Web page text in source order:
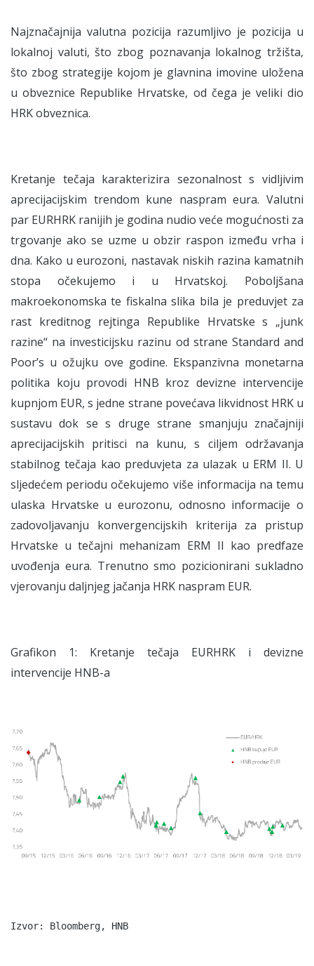
Najznačajnija valutna pozicija razumljivo je pozicija u
lokalnoj valuti, što zbog poznavanja lokalnog tržišta,
što zbog strategije kojom je glavnina imovine uložena
u obveznice Republike Hrvatske, od čega je veliki dio
HRK obveznica.
Kretanje tečaja karakterizira sezonalnost s vidljivim
aprecijacijskim trendom kune naspram eura. Valutni
par EURHRK ranijih je godina nudio veće mogućnosti za
trgovanje ako se uzme u obzir raspon između vrha i
dna. Kako u eurozoni, nastavak niskih razina kamatnih
stopa očekujemo i u Hrvatskoj. Poboljšana
makroekonomska te fiskalna slika bila je preduvjet za
rast kreditnog rejtinga Republike Hrvatske s „junk
razine“ na investicijsku razinu od strane Standard and
Poor’s u ožujku ove godine. Ekspanzivna monetarna
politika koju provodi HNB kroz devizne intervencije
kupnjom EUR, s jedne strane povećava likvidnost HRK u
sustavu dok se s druge strane smanjuju značajniji
aprecijacijskih pritisci na kunu, s ciljem održavanja
stabilnog tečaja kao preduvjeta za ulazak u ERM II. U
sljedećem periodu očekujemo više informacija na temu
ulaska Hrvatske u eurozonu, odnosno informacije o
zadovoljavanju konvergencijskih kriterija za pristup
Hrvatske u tečajni mehanizam ERM II kao predfaze
uvođenja eura. Trenutno smo pozicionirani sukladno
vjerovanju daljnjeg jačanja HRK naspram EUR.
Grafikon 1: Kretanje tečaja EURHRK i devizne
intervencije HNB-a
Izvor: Bloomberg, HNB